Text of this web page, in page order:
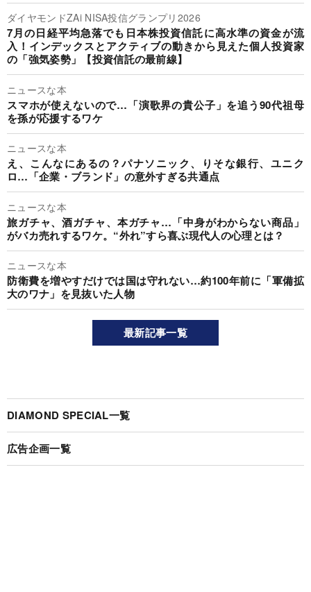
ダイヤモンドZAi NISA投信グランプリ2026
7月の日経平均急落でも日本株投資信託に高水準の資金が流
入！インデックスとアクティブの動きから見えた個人投資家
の「強気姿勢」【投資信託の最前線】
ニュースな本
スマホが使えないので…「演歌界の貴公子」を追う90代祖母
を孫が応援するワケ
ニュースな本
え、こんなにあるの？パナソニック、りそな銀行、ユニク
ロ…「企業・ブランド」の意外すぎる共通点
ニュースな本
旅ガチャ、酒ガチャ、本ガチャ…「中身がわからない商品」
がバカ売れするワケ。“外れ”すら喜ぶ現代人の心理とは？
ニュースな本
防衛費を増やすだけでは国は守れない…約100年前に「軍備拡
大のワナ」を見抜いた人物
最新記事一覧
DIAMOND SPECIAL一覧
広告企画一覧